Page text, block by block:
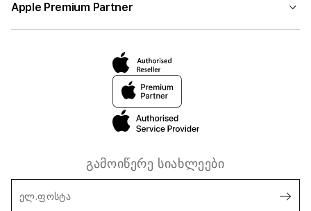
Apple Premium Partner
გამოიწერე სიახლეები
ელ.ფოსტა